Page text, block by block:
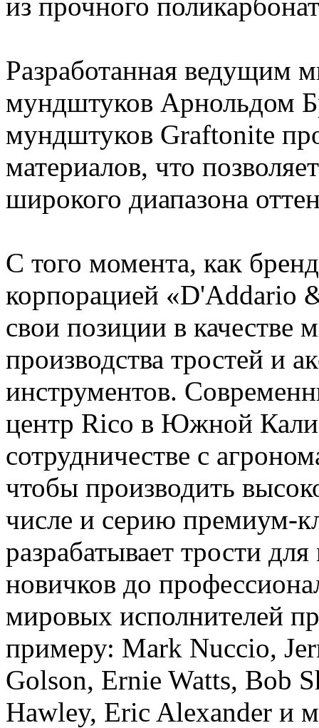
Разработанная ведущим
мундштуков Арнольдом
мундштуков Graftonite
материалов, что
широкого диапазона
С того момента, как
корпорацией «D'Addario
свои позиции в качестве
производства тростей и
инструментов.
центр Rico в Южной
сотрудничестве с
чтобы производить
числе и серию премиум-
разрабатывает трости
новичков до
мировых исполнителей
примеру: Mark Nuccio,
Golson, Ernie Watts, Bob
Hawley, Eric Alexander и